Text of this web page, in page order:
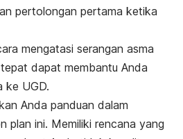
pertolongan pertama ketika
mengatasi serangan asma
dapat membantu Anda
ke UGD.
Anda panduan dalam
plan ini. Memiliki rencana yang